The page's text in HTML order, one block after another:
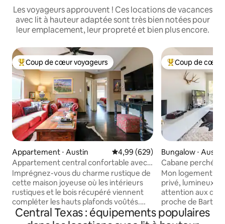
Les voyageurs approuvent ! Ces locations de vacances
avec lit à hauteur adaptée sont très bien notées pour
leur emplacement, leur propreté et bien plus encore.
Coups de cœur voyageurs les plus appréciés
Coup de cœur voyageurs
Appartement ⋅ Austin Évaluation moyenne sur la
4,99 (629)
Appartement central confortable avec
ambiance unique d'Austin, parfait pour
les séjours de longue durée
Imprégnez-vous du charme rustique de
cette maison joyeuse où les intérieurs
rustiques et le bois récupéré viennent
compléter les hauts plafonds voûtés.
Profitez de la collection d'art régional
authentique et de trésors vintage dans
Coups de cœur
Coup de cœur
Bungalow ⋅ Austin
Cabane perchée
Zilker Park
Mon logement
privé, lumineux
attention aux détails
proche de Barton
ABGB, Soup
Bar,
Central Texas : équipements populaires